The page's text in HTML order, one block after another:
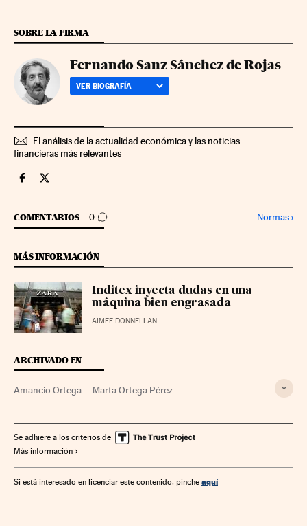
SOBRE LA FIRMA
Fernando Sanz Sánchez de Rojas
VER BIOGRAFÍA
El análisis de la actualidad económica y las noticias
financieras más relevantes
Companias Cinco Días en Facebook
Companias Cinco Días en Twitter
COMENTARIOS 0
IR A LOS COMENTARIOS Normas›
MÁS INFORMACIÓN
Inditex inyecta dudas en una
máquina bien engrasada
AIMEE DONNELLAN
ARCHIVADO EN
Amancio Ortega Marta Ortega Pérez
Textil Confección Empresas Economía
Se adhiere a los criterios de
Más información
Si está interesado en licenciar este contenido, pinche aquí